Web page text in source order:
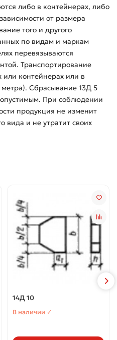
либо в контейнерах, либо
от размера
того и другого
по видам и маркам
перевязываются
Транспортирование
или контейнерах или в
Сбрасывание 13Д 5
При соблюдении
продукция не изменит
вида и не утратит своих
14Д 10
В наличии ✓